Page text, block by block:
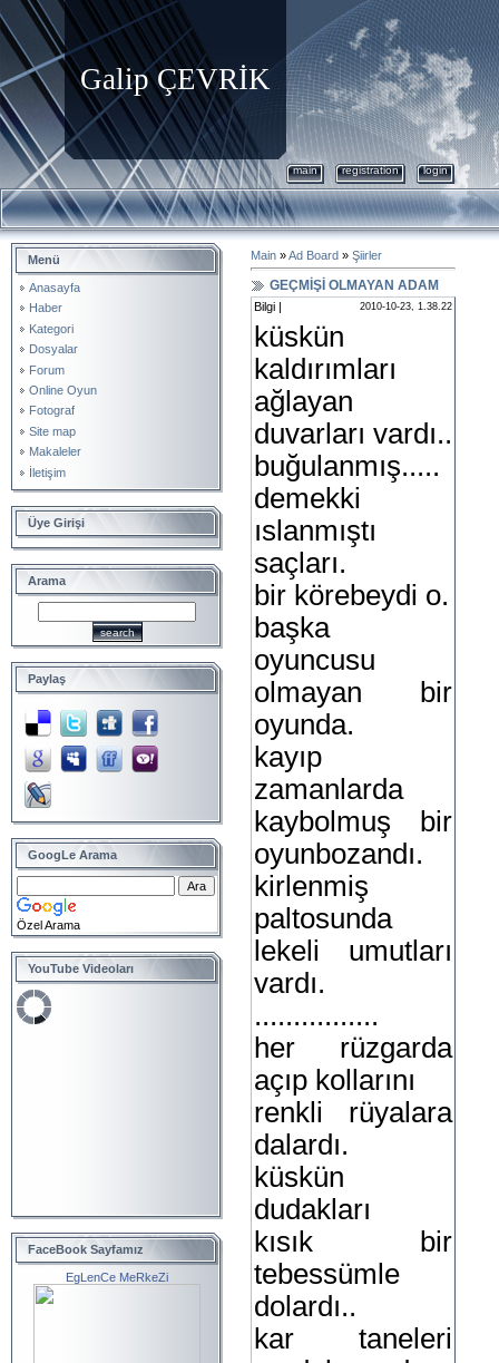
Galip ÇEVRİK
main registration login
Menü
Anasayfa
Haber
Kategori
Dosyalar
Forum
Online Oyun
Fotograf
Site map
Makaleler
İletişim
Üye Girişi
Arama
Paylaş
GoogLe Arama
Özel Arama
YouTube Videoları
FaceBook Sayfamız
EgLenCe MeRkeZi
Main »Ad Board » Şiirler
GEÇMİŞİ OLMAYAN ADAM
Bilgi | 2010-10-23, 1.38.22
küskün
kaldırımları
ağlayan
duvarları vardı..
buğulanmış.....
demekki
ıslanmıştı
saçları.
bir körebeydi o.
başka
oyuncusu
olmayan bir
oyunda.
kayıp
zamanlarda
kaybolmuş bir
oyunbozandı.
kirlenmiş
paltosunda
lekeli umutları
vardı.
................
her rüzgarda
açıp kollarını
renkli rüyalara
dalardı.
küskün
dudakları
kısık bir
tebessümle
dolardı..
kar taneleri